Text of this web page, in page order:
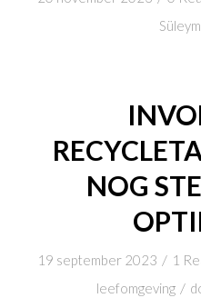
NOG
19 september 2023 / 1
leefomgeving /